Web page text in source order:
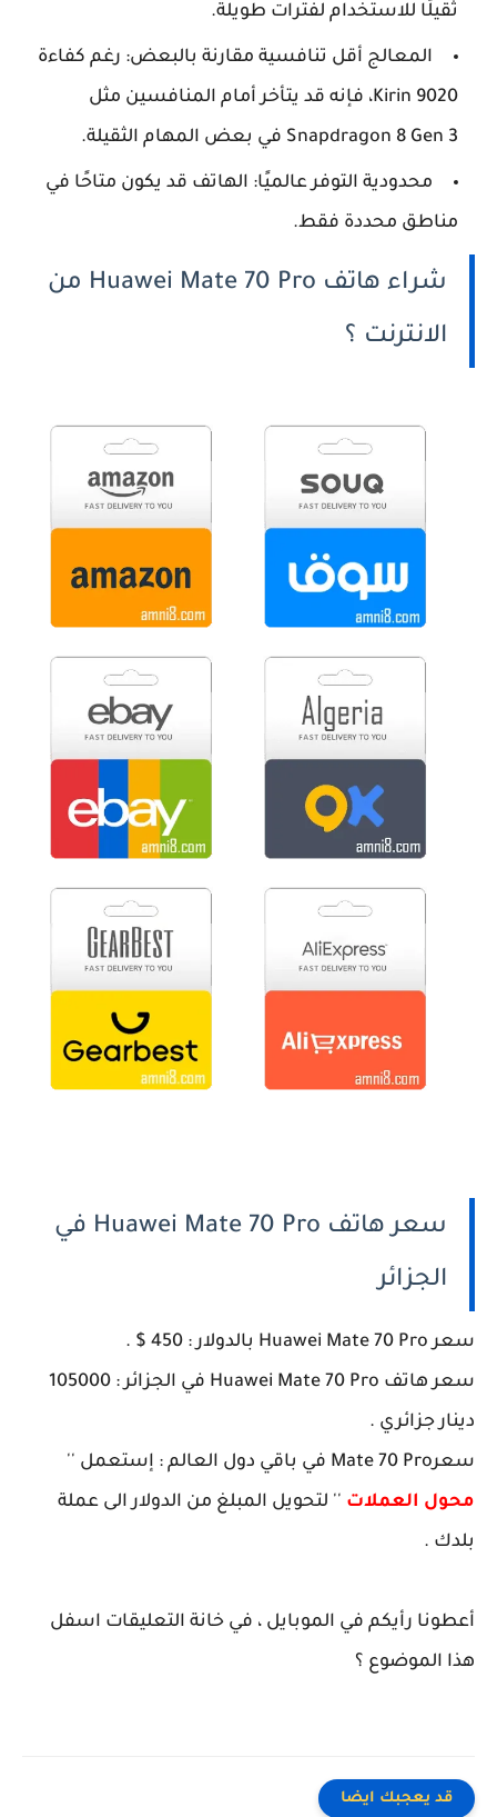
ثقيلًا للاستخدام لفترات طويلة.
المعالج أقل تنافسية مقارنة بالبعض: رغم كفاءة
Kirin 9020، فإنه قد يتأخر أمام المنافسين مثل
Snapdragon 8 Gen 3 في بعض المهام الثقيلة.
محدودية التوفر عالميًا: الهاتف قد يكون متاحًا في
مناطق محددة فقط.
شراء هاتف Huawei Mate 70 Pro من
الانترنت ؟
سعر هاتف Huawei Mate 70 Pro في
الجزائر
سعر Huawei Mate 70 Pro بالدولار : 450 $ .
سعر هاتف Huawei Mate 70 Pro في الجزائر : 105000
دينار جزائري .
سعرMate 70 Pro في باقي دول العالم : إستعمل ''
محول العملات '' لتحويل المبلغ من الدولار الى عملة
بلدك .
أعطونا رأيكم في الموبايل ، في خانة التعليقات اسفل
هذا الموضوع ؟
قد يعجبك ايضا